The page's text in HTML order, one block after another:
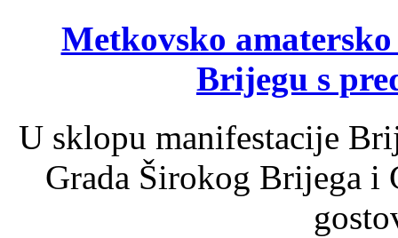
Metkovsko
Brijegu s
U sklopu manifestacije
Grada Širokog Brijega